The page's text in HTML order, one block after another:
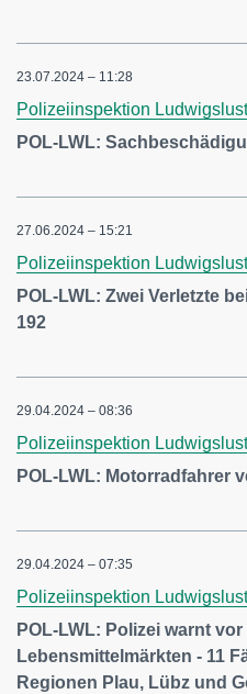
23.07.2024 – 11:28
Polizeiinspektion Ludwigslust
POL-LWL:
27.06.2024 – 15:21
Polizeiinspektion Ludwigslust
POL-LWL: Zwei Verletzte
192
29.04.2024 – 08:36
Polizeiinspektion Ludwigslust
POL-LWL: Motorradfahrer
29.04.2024 – 07:35
Polizeiinspektion Ludwigslust
POL-LWL: Polizei warnt
Lebensmittelmärkten - 11
Regionen Plau, Lübz und